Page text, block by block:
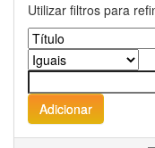
Utilizar filtros para